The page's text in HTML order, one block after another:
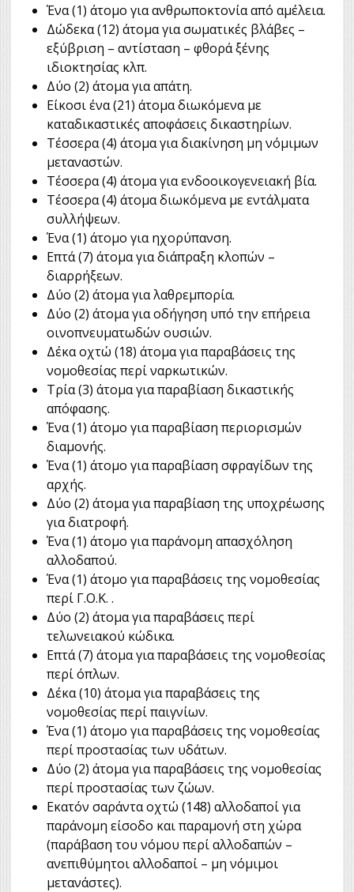
Ένα (1) άτομο για ανθρωποκτονία από αμέλεια.
Δώδεκα (12) άτομα για σωματικές βλάβες –
εξύβριση – αντίσταση – φθορά ξένης
ιδιοκτησίας κλπ.
Δύο (2) άτομα για απάτη.
Είκοσι ένα (21) άτομα διωκόμενα με
καταδικαστικές αποφάσεις δικαστηρίων.
Τέσσερα (4) άτομα για διακίνηση μη νόμιμων
μεταναστών.
Τέσσερα (4) άτομα για ενδοοικογενειακή βία.
Τέσσερα (4) άτομα διωκόμενα με εντάλματα
συλλήψεων.
Ένα (1) άτομο για ηχορύπανση.
Επτά (7) άτομα για διάπραξη κλοπών –
διαρρήξεων.
Δύο (2) άτομα για λαθρεμπορία.
Δύο (2) άτομα για οδήγηση υπό την επήρεια
οινοπνευματωδών ουσιών.
Δέκα οχτώ (18) άτομα για παραβάσεις της
νομοθεσίας περί ναρκωτικών.
Τρία (3) άτομα για παραβίαση δικαστικής
απόφασης.
Ένα (1) άτομο για παραβίαση περιορισμών
διαμονής.
Ένα (1) άτομο για παραβίαση σφραγίδων της
αρχής.
Δύο (2) άτομα για παραβίαση της υποχρέωσης
για διατροφή.
Ένα (1) άτομο για παράνομη απασχόληση
αλλοδαπού.
Ένα (1) άτομο για παραβάσεις της νομοθεσίας
περί Γ.Ο.Κ. .
Δύο (2) άτομα για παραβάσεις περί
τελωνειακού κώδικα.
Επτά (7) άτομα για παραβάσεις της νομοθεσίας
περί όπλων.
Δέκα (10) άτομα για παραβάσεις της
νομοθεσίας περί παιγνίων.
Ένα (1) άτομο για παραβάσεις της νομοθεσίας
περί προστασίας των υδάτων.
Δύο (2) άτομα για παραβάσεις της νομοθεσίας
περί προστασίας των ζώων.
Εκατόν σαράντα οχτώ (148) αλλοδαποί για
παράνομη είσοδο και παραμονή στη χώρα
(παράβαση του νόμου περί αλλοδαπών –
ανεπιθύμητοι αλλοδαποί – μη νόμιμοι
μετανάστες).